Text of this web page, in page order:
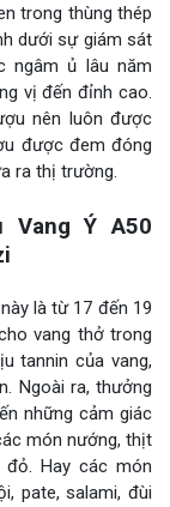
trong thùng thép
dưới sự giám sát
ngâm ủ lâu năm
vị đến đỉnh cao.
nên luôn được
được đem đóng
ra thị trường.
Vang Ý A50
là từ 17 đến 19
vang thở trong
tannin của vang,
Ngoài ra, thưởng
những cảm giác
món nướng, thịt
Hay các món
pate, salami, đùi